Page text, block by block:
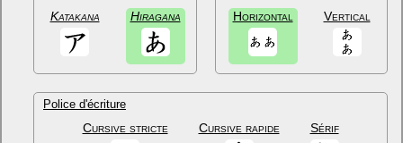
Katakana Hiragana Horizontal Vertical
Police d'écriture
Cursive stricte Cursive rapide Sérif